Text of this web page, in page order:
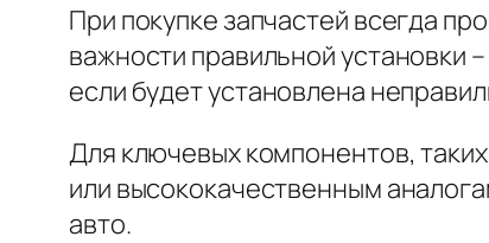
При покупке запчастей всегда
важности правильной установки
если будет установлена
Для ключевых компонентов,
или высококачественным
авто.